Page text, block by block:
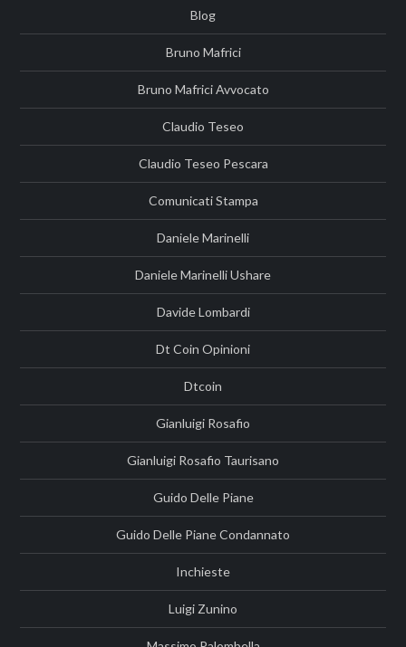
Blog
Bruno Mafrici
Bruno Mafrici Avvocato
Claudio Teseo
Claudio Teseo Pescara
Comunicati Stampa
Daniele Marinelli
Daniele Marinelli Ushare
Davide Lombardi
Dt Coin Opinioni
Dtcoin
Gianluigi Rosafio
Gianluigi Rosafio Taurisano
Guido Delle Piane
Guido Delle Piane Condannato
Inchieste
Luigi Zunino